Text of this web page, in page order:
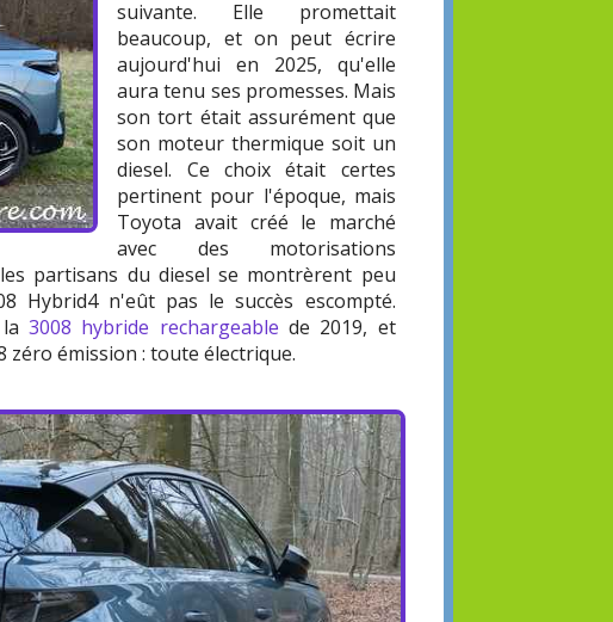
suivante. Elle promettait
beaucoup, et on peut écrire
aujourd'hui en 2025, qu'elle
aura tenu ses promesses. Mais
son tort était assurément que
son moteur thermique soit un
diesel. Ce choix était certes
pertinent pour l'époque, mais
Toyota avait créé le marché
avec des motorisations
partisans du diesel se montrèrent peu
Hybrid4 n'eût pas le succès escompté.
3008 hybride rechargeable de 2019, et
zéro émission : toute électrique.